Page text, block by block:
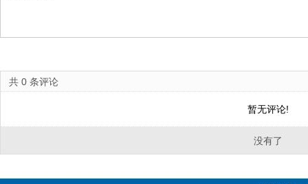
共 0 条评论
暂无评论!
没有了